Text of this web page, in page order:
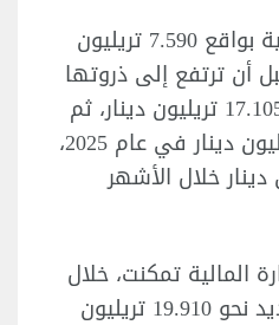
وتوزعت القروض الداخلية بواقع 7.590 تريليون
عام 2023، قبل أن ترتفع إلى ذروتها
في عام 2024 مسجلة 17.105 تريليون دينار، ثم
تراجعت إلى 10.840 تريليون دينار في عام 2025،
تريليون دينار خلال الأشهر
المالية تمكنت، خلال
المدة نفسها، من تسديد نحو 19.910 تريليون